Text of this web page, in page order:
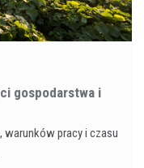
gospodarstwa i
pracy i czasu